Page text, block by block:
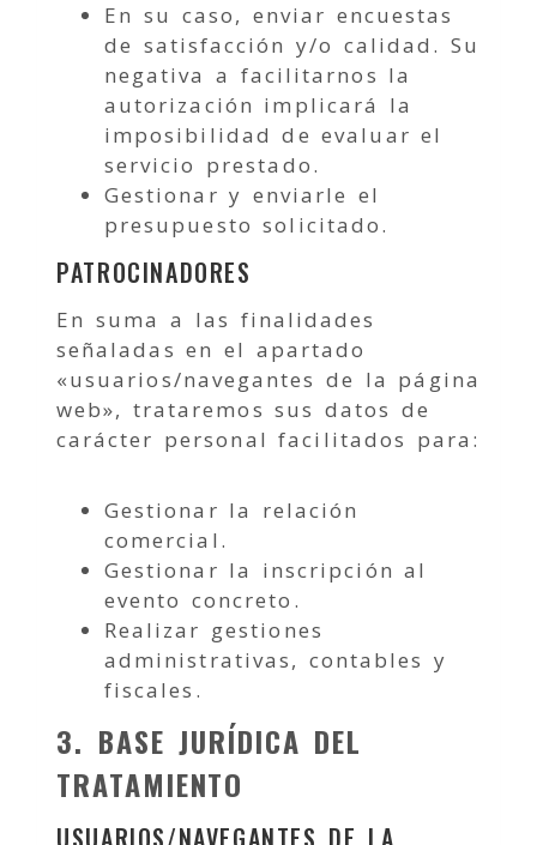
En su caso, enviar encuestas
de satisfacción y/o calidad. Su
negativa a facilitarnos la
autorización implicará la
imposibilidad de evaluar el
servicio prestado.
Gestionar y enviarle el
presupuesto solicitado.
PATROCINADORES
En suma a las finalidades
señaladas en el apartado
«usuarios/navegantes de la página
web», trataremos sus datos de
carácter personal facilitados para:
Gestionar la relación
comercial.
Gestionar la inscripción al
evento concreto.
Realizar gestiones
administrativas, contables y
fiscales.
3. BASE JURÍDICA DEL
TRATAMIENTO
USUARIOS/NAVEGANTES DE LA